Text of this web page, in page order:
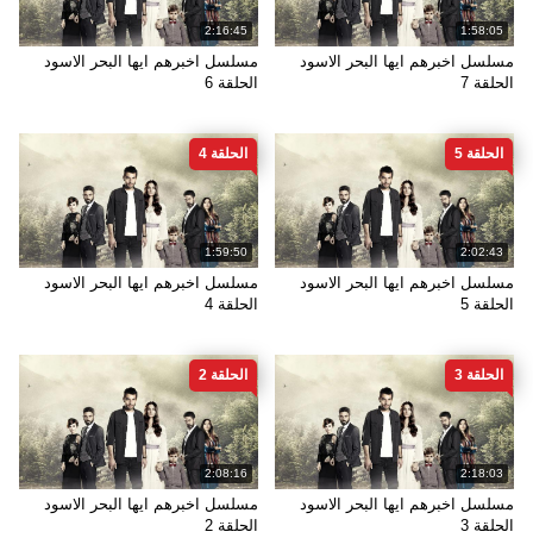
1:58:05
مسلسل اخبرهم ايها البحر الاسود
الحلقة 7
2:16:45
مسلسل اخبرهم ايها البحر الاسود
الحلقة 6
2:02:43
الحلقة 5
مسلسل اخبرهم ايها البحر الاسود
الحلقة 5
1:59:50
الحلقة 4
مسلسل اخبرهم ايها البحر الاسود
الحلقة 4
2:18:03
الحلقة 3
مسلسل اخبرهم ايها البحر الاسود
الحلقة 3
2:08:16
الحلقة 2
مسلسل اخبرهم ايها البحر الاسود
الحلقة 2